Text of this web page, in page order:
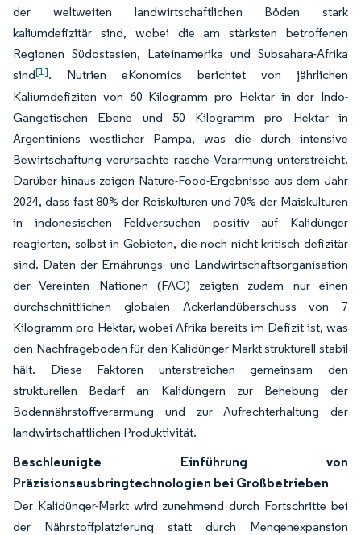
der weltweiten landwirtschaftlichen Böden stark
kaliumdefizitär sind, wobei die am stärksten betroffenen
Regionen Südostasien, Lateinamerika und Subsahara-Afrika
sind[1]. Nutrien eKonomics berichtet von jährlichen
Kaliumdefiziten von 60 Kilogramm pro Hektar in der Indo-
Gangetischen Ebene und 50 Kilogramm pro Hektar in
Argentiniens westlicher Pampa, was die durch intensive
Bewirtschaftung verursachte rasche Verarmung unterstreicht.
Darüber hinaus zeigen Nature-Food-Ergebnisse aus dem Jahr
2024, dass fast 80% der Reiskulturen und 70% der Maiskulturen
in indonesischen Feldversuchen positiv auf Kalidünger
reagierten, selbst in Gebieten, die noch nicht kritisch defizitär
sind. Daten der Ernährungs- und Landwirtschaftsorganisation
der Vereinten Nationen (FAO) zeigten zudem nur einen
durchschnittlichen globalen Ackerlandüberschuss von 7
Kilogramm pro Hektar, wobei Afrika bereits im Defizit ist, was
den Nachfrageboden für den Kalidünger-Markt strukturell stabil
hält. Diese Faktoren unterstreichen gemeinsam den
strukturellen Bedarf an Kalidüngern zur Behebung der
Bodennährstoffverarmung und zur Aufrechterhaltung der
landwirtschaftlichen Produktivität.
Beschleunigte Einführung von
Präzisionsausbringtechnologien bei Großbetrieben
Der Kalidünger-Markt wird zunehmend durch Fortschritte bei
der Nährstoffplatzierung statt durch Mengenexpansion